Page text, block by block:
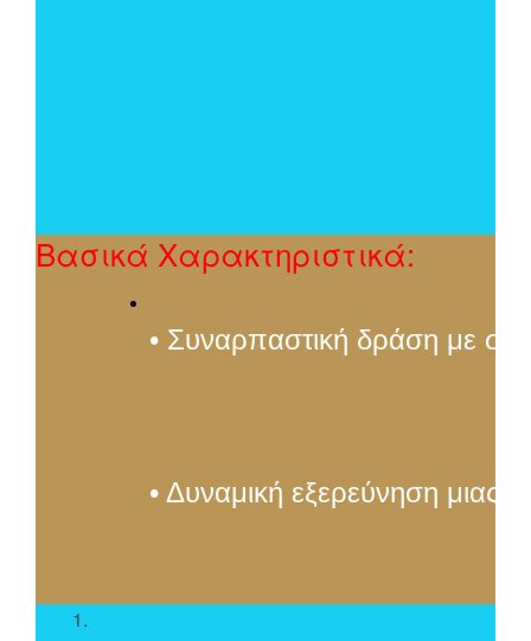
Βασικά Χαρακτηριστικά:
• Συναρπαστική δράση με
• Δυναμική εξερεύνηση μιας